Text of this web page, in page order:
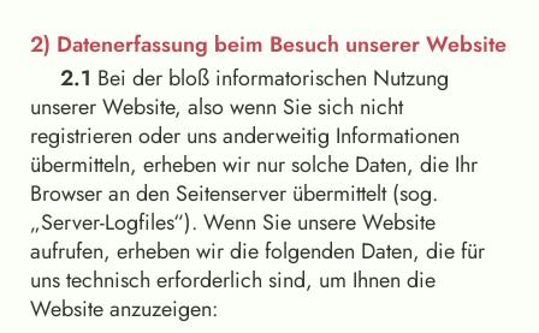
2) Datenerfassung beim Besuch unserer Website
2.1 Bei der bloß informatorischen Nutzung
unserer Website, also wenn Sie sich nicht
registrieren oder uns anderweitig Informationen
übermitteln, erheben wir nur solche Daten, die Ihr
Browser an den Seitenserver übermittelt (sog.
„Server-Logfiles“). Wenn Sie unsere Website
aufrufen, erheben wir die folgenden Daten, die für
uns technisch erforderlich sind, um Ihnen die
Website anzuzeigen: